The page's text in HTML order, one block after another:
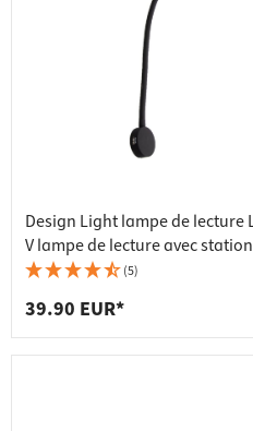
Design Light lampe de lecture
V lampe de lecture avec
(5)
39.90 EUR*